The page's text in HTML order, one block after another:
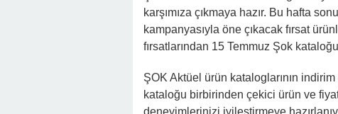
karşımıza çıkmaya hazır. Bu hafta
kampanyasıyla öne çıkacak fırsat
fırsatlarından 15 Temmuz Şok
ŞOK Aktüel ürün kataloglarının
kataloğu birbirinden çekici ürün ve
deneyimlerinizi iyileştirmeye